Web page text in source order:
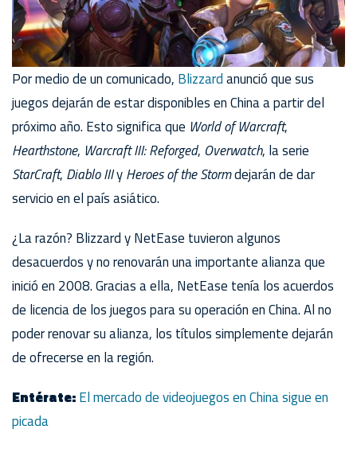
Por medio de un comunicado, Blizzardanunció que sus
juegos dejarán de estar disponibles en China a partir del
próximo año. Esto significa que World of Warcraft,
Hearthstone, Warcraft III: Reforged, Overwatch, la serie
StarCraft, Diablo IIIyHeroes of the Stormdejarán de dar
servicio en el país asiático.
¿La razón? Blizzard y NetEase tuvieron algunos
desacuerdos y no renovarán una importante alianza que
inició en 2008. Gracias a ella, NetEase tenía los acuerdos
de licencia de los juegos para su operación en China. Al no
poder renovar su alianza, los títulos simplemente dejarán
de ofrecerse en la región.
Entérate:El mercado de videojuegos en China sigue en
picada